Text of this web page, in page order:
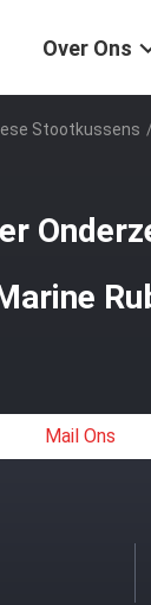
Over Ons
Stootkussens /
Mail Ons